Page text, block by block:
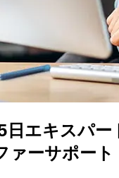
エキスパー
ァーサポート